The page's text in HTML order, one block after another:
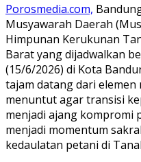
Porosmedia.com,
Musyawarah Daerah
Himpunan Kerukunan
Barat yang dijadwalkan
(15/6/2026) di Kota
tajam datang dari
menuntut agar transisi
menjadi ajang kompromi
menjadi momentum
kedaulatan petani di